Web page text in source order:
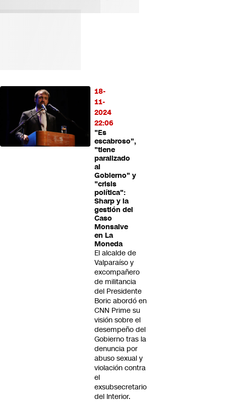
18-
11-
2024
22:06
"Es
escabroso",
"tiene
paralizado
al
Gobierno" y
"crisis
política":
Sharp y la
gestión del
Caso
Monsalve
en La
Moneda
El alcalde de
Valparaíso y
excompañero
de militancia
del Presidente
Boric abordó en
CNN Prime su
visión sobre el
desempeño del
Gobierno tras la
denuncia por
abuso sexual y
violación contra
el
exsubsecretario
del Interior.